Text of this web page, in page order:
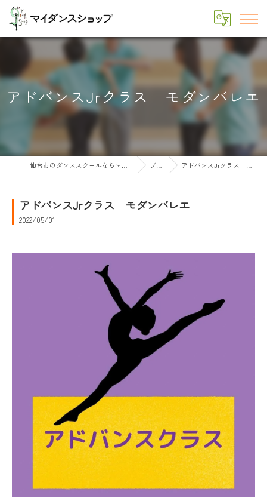
アドバンスJrクラス モダンバレエ
仙台市のダンススクールならマイダンスショップ ブログ アドバンスJrクラス モダンバレエ
アドバンスJrクラス モダンバレエ
2022/05/01